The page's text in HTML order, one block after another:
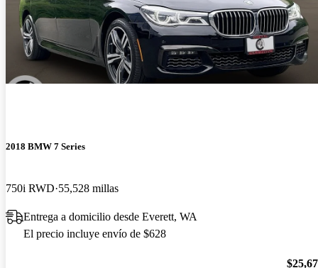
2018 BMW 7 Series
750i RWD 55,528 millas
Entrega a domicilio desde Everett, WA
El precio incluye envío de $628